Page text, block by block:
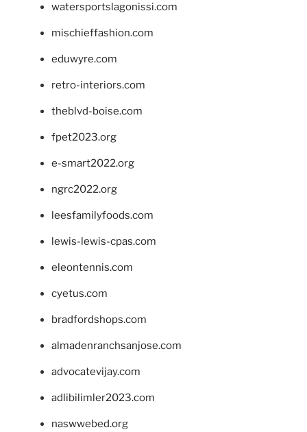
watersportslagonissi.com
mischieffashion.com
eduwyre.com
retro-interiors.com
theblvd-boise.com
fpet2023.org
e-smart2022.org
ngrc2022.org
leesfamilyfoods.com
lewis-lewis-cpas.com
eleontennis.com
cyetus.com
bradfordshops.com
almadenranchsanjose.com
advocatevijay.com
adlibilimler2023.com
naswwebed.org